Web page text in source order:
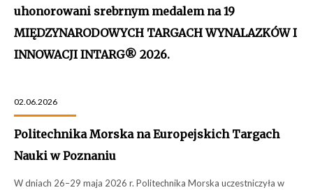
uhonorowani srebrnym medalem na 19
MIĘDZYNARODOWYCH TARGACH WYNALAZKÓW I
INNOWACJI INTARG® 2026.
02.06.2026
Politechnika Morska na Europejskich Targach
Nauki w Poznaniu
W dniach 26–29 maja 2026 r. Politechnika Morska uczestniczyła w